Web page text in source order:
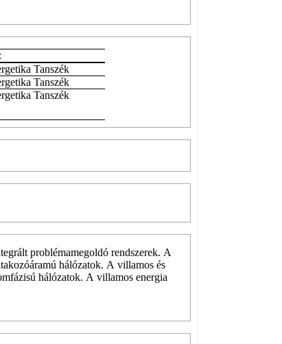
Tanszék
Tanszék
Tanszék
problémamegoldó rendszerek. A
hálózatok. A villamos és
hálózatok. A villamos energia